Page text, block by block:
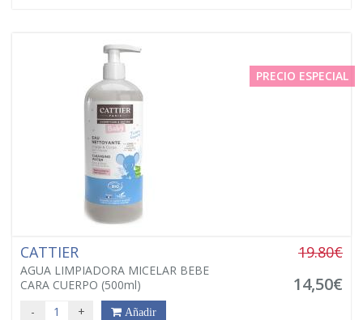
PRECIO ESPECIAL
CATTIER
AGUA LIMPIADORA MICELAR BEBE
CARA CUERPO (500ml)
19.80€
14,50€
- + Añadir